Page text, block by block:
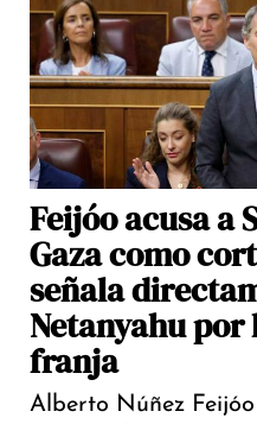
Feijóo acusa a
Gaza como
señala
Netanyahu por
franja
Alberto Núñez